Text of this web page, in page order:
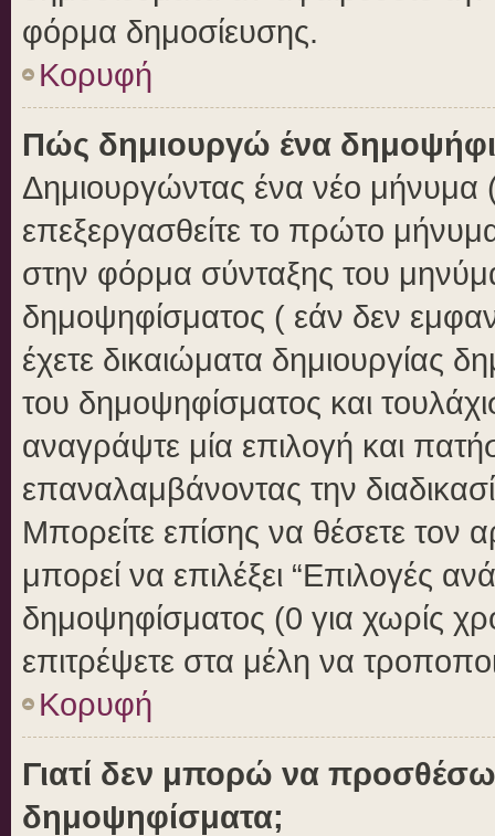
φόρμα δημοσίευσης.
Κορυφή
Πώς δημιουργώ ένα
Δημιουργώντας ένα νέο μήνυμα
επεξεργασθείτε το πρώτο
στην φόρμα σύνταξης του
δημοψηφίσματος ( εάν δεν
έχετε δικαιώματα δημιουργίας
του δημοψηφίσματος και
αναγράψτε μία επιλογή και
επαναλαμβάνοντας την
Μπορείτε επίσης να θέσετε τον
μπορεί να επιλέξει “Επιλογές
δημοψηφίσματος (0 για χωρίς
επιτρέψετε στα μέλη να
Κορυφή
Γιατί δεν μπορώ να
δημοψηφίσματα;